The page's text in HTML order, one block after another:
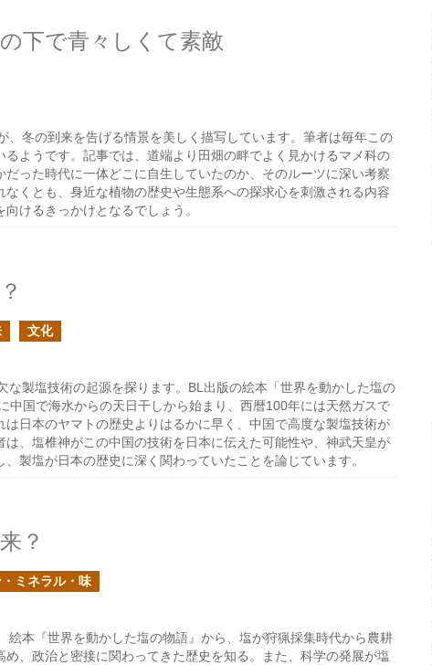
下で青々しくて素敵
、冬の到来を告げる情景を美しく描写しています。筆者は毎年この
ようです。記事では、道端より田畑の畔でよく見かけるマメ科の
った時代に一体どこに自生していたのか、そのルーツに深い考察
くとも、身近な植物の歴史や生態系への探求心を刺激される内容
けるきっかけとなるでしょう。
文化
な製塩技術の起源を探ります。BL出版の絵本「世界を動かした塩の
中国で海水からの天日干しから始まり、西暦100年には天然ガスで
日本のヤマトの歴史よりはるかに早く、中国で高度な製塩技術が
、塩椎神がこの中国の技術を日本に伝えた可能性や、神武天皇が
製塩が日本の歴史に深く関わっていたことを論じています。
？
ミネラル・味
絵本『世界を動かした塩の物語』から、塩が狩猟採集時代から農耕
、政治と密接に関わってきた歴史を知る。また、科学の発展が塩